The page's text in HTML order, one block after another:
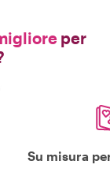
per
Su misura